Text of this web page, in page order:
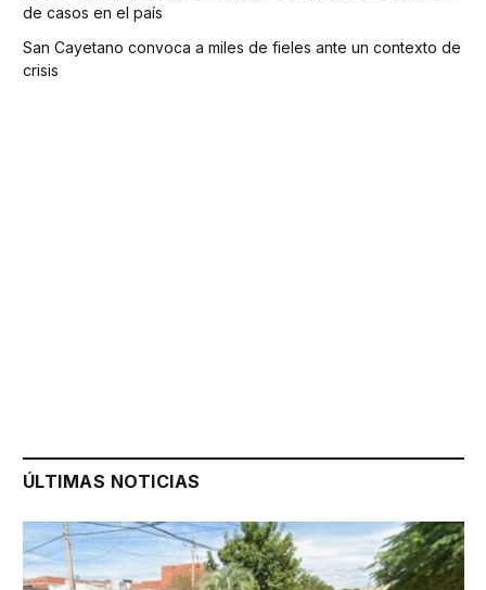
de casos en el país
San Cayetano convoca a miles de fieles ante un contexto de
crisis
ÚLTIMAS NOTICIAS